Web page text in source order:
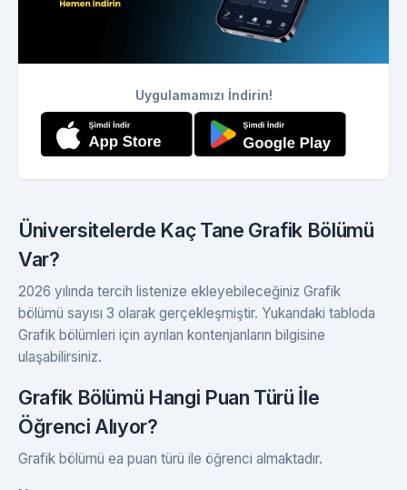
Uygulamamızı İndirin!
Üniversitelerde Kaç Tane Grafik Bölümü
Var?
2026 yılında tercih listenize ekleyebileceğiniz Grafik
bölümü sayısı 3 olarak gerçekleşmiştir. Yukarıdaki tabloda
Grafik bölümleri için ayrılan kontenjanların bilgisine
ulaşabilirsiniz.
Grafik Bölümü Hangi Puan Türü İle
Öğrenci Alıyor?
Grafik bölümü ea puan türü ile öğrenci almaktadır.